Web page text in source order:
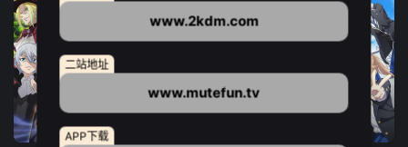
12集全
www.2kdm.com
二站地址
www.mutefun.tv
APP下载